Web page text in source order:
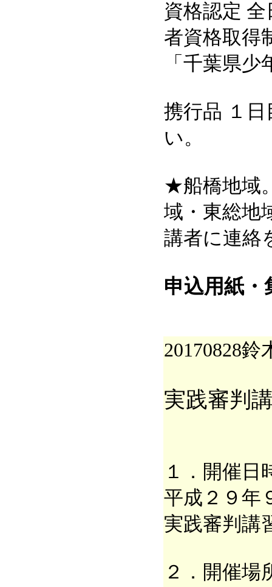
資格認定
者資格取得
「千葉県
携行品 １
い。
★船橋地域
域・東総地
講者に連絡
申込用紙
20170828鈴
実践審判
１．開催日
平成２９年
実践審判講
２．開催場